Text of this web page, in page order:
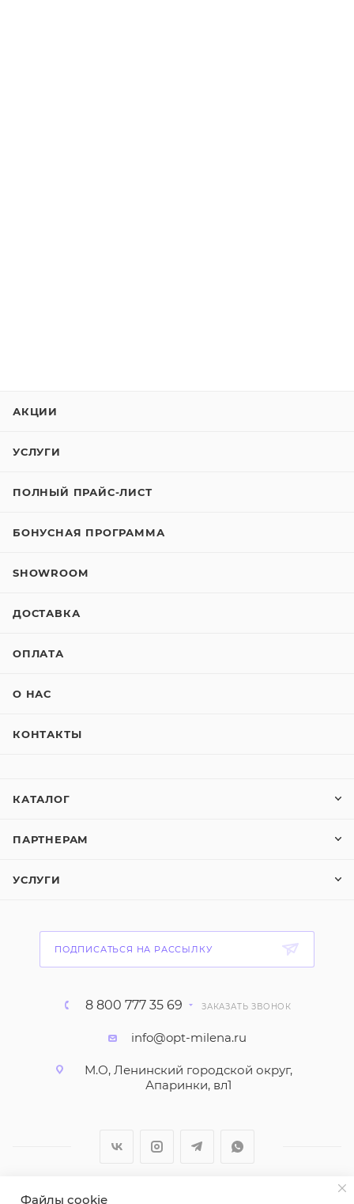
АКЦИИ
УСЛУГИ
ПОЛНЫЙ ПРАЙС-ЛИСТ
БОНУСНАЯ ПРОГРАММА
SHOWROOM
ДОСТАВКА
ОПЛАТА
О НАС
КОНТАКТЫ
КАТАЛОГ
ПАРТНЕРАМ
УСЛУГИ
ПОДПИСАТЬСЯ НА РАССЫЛКУ
8 800 777 35 69 ЗАКАЗАТЬ ЗВОНОК
info@opt-milena.ru
М.О, Ленинский городской округ,
Апаринки, вл1
Файлы cookie